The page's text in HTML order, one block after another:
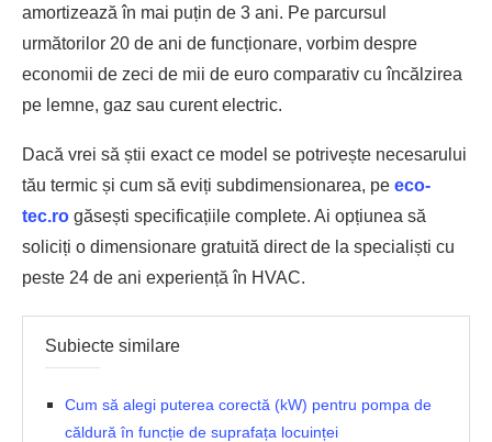
amortizează în mai puțin de 3 ani. Pe parcursul
următorilor 20 de ani de funcționare, vorbim despre
economii de zeci de mii de euro comparativ cu încălzirea
pe lemne, gaz sau curent electric.
Dacă vrei să știi exact ce model se potrivește necesarului
tău termic și cum să eviți subdimensionarea, pe eco-
tec.ro găsești specificațiile complete. Ai opțiunea să
soliciți o dimensionare gratuită direct de la specialiști cu
peste 24 de ani experiență în HVAC.
Subiecte similare
Cum să alegi puterea corectă (kW) pentru pompa de
căldură în funcție de suprafața locuinței